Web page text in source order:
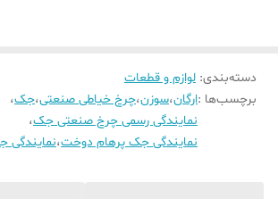
دسته‌بندی: لوازم و قطعات
برچسب‌ها :ارگان،سوزن،چرخ خیاطی صنعتی،جک،
نمایندگی رسمی چرخ صنعتی جک،
نمایندگی جک پرهام دوخت،